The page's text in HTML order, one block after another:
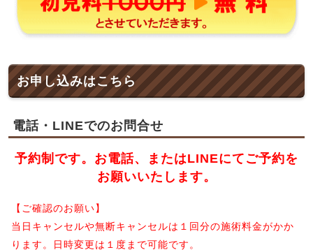
お申し込みはこちら
電話・LINEでのお問合せ
予約制です。お電話、またはLINEにてご予約を
お願いいたします。
【ご確認のお願い】
当日キャンセルや無断キャンセルは１回分の施術料金がかか
ります。日時変更は１度まで可能です。